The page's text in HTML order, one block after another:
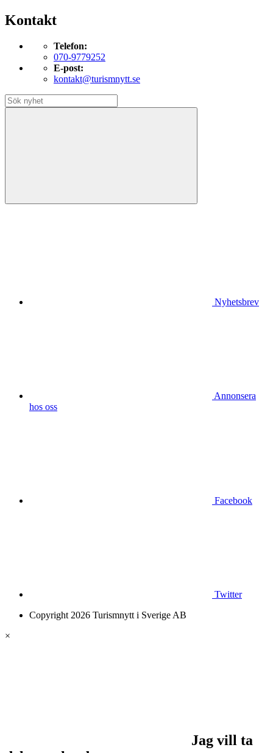
Kontakt
Telefon:
070-9779252
E-post:
kontakt@turismnytt.se
Nyhetsbrev
Annonsera
hos oss
Facebook
Twitter
Copyright 2026 Turismnytt i Sverige AB
×
Jag vill ta